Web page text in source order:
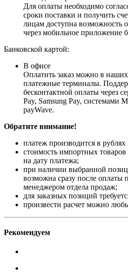
Для оплаты необходимо
сроки поставки и получить
лицам доступна возможность
через мобильное приложение
Банковской картой:
В офисе
Оплатить заказ можно в
платежные терминалы.
бесконтактной оплаты через
Pay, Samsung Pay, системами
payWave.
Обратите внимание!
платеж производится в
стоимость импортных
на дату платежа;
при наличии выбранной
возможна сразу после оплаты
менеджером отдела продаж;
для заказных позиций
произвести расчет можно
Рекомендуем